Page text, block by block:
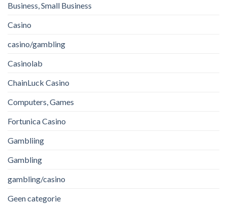
Business, Small Business
Casino
casino/gambling
Casinolab
ChainLuck Casino
Computers, Games
Fortunica Casino
Gambliing
Gambling
gambling/casino
Geen categorie